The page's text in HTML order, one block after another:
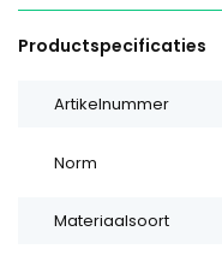
Productspecificaties
Artikelnummer
Norm
Materiaalsoort